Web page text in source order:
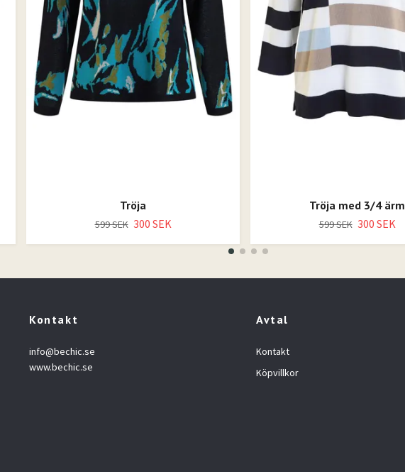
Tröja
599 SEK 300 SEK
Tröja med 3/4 ärm
599 SEK 300 SEK
Kontakt
info@bechic.se
www.bechic.se
Avtal
Kontakt
Köpvillkor